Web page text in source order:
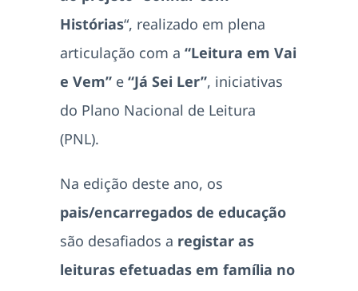
Histórias“, realizado em plena
articulação com a “Leitura em Vai
e Vem”e “Já Sei Ler”, iniciativas
do Plano Nacional de Leitura
(PNL).
Na edição deste ano, os
pais/encarregados de educação
são desafiados a registar as
leituras efetuadas em família no